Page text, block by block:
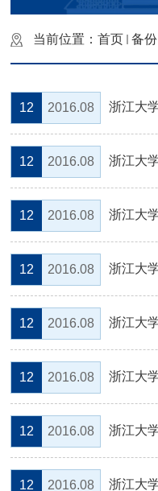
当前位置：首页 备份
12 2016.08
12 2016.08
12 2016.08
12 2016.08
12 2016.08
12 2016.08
12 2016.08
12 2016.08